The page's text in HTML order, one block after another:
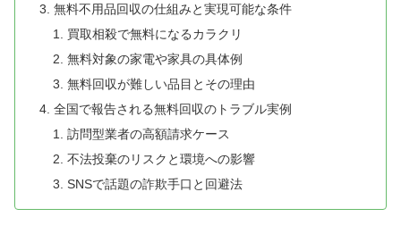
無料不用品回収の仕組みと実現可能な条件
買取相殺で無料になるカラクリ
無料対象の家電や家具の具体例
無料回収が難しい品目とその理由
全国で報告される無料回収のトラブル実例
訪問型業者の高額請求ケース
不法投棄のリスクと環境への影響
SNSで話題の詐欺手口と回避法